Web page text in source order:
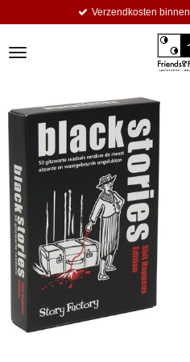
de
binnen Nederland € 6,50.